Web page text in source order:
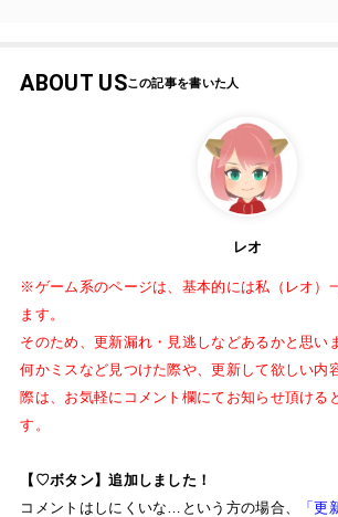
ABOUT US
レオ
※ゲーム系のページは、基本的には私（レオ）
ます。
そのため、更新漏れ・見逃しなどあるかと思い
何かミスなど見つけた際や、更新して欲しい内
際は、お気軽にコメント欄にてお知らせ頂ける
す。
【♡ボタン】追加しました！
コメントはしにくいな…という方の場合、
「更